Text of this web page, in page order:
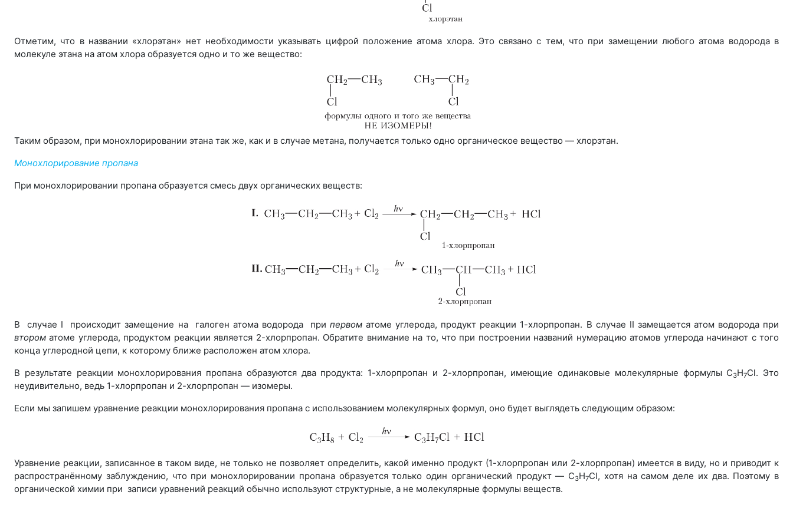
Отметим, что в названии «хлорэтан» нет необходимости указывать цифрой положение атома хлора. Это связано с тем, что при замещении любого атома водорода в
молекуле этана на атом хлора образуется одно и то же вещество:
Таким образом, при монохлорировании этана так же, как и в случае метана, получается только одно органическое вещество — хлорэтан.
Монохлорирование пропана
При монохлорировании пропана образуется смесь двух органических веществ:
В случае I происходит замещение на галоген атома водорода припервом атоме углерода, продукт реакции 1-хлорпропан. В случае II замещается атом водорода при
второматоме углерода, продуктом реакции является 2-хлорпропан. Обратите внимание на то, что при построении названий нумерацию атомов углерода начинают с того
конца углеродной цепи, к которому ближе расположен атом хлора.
В результате реакции монохлорирования пропана образуются два продукта: 1-хлорпропан и 2-хлорпропан, имеющие одинаковые молекулярные формулы C3H7Cl. Это
неудивительно, ведь 1-хлорпропан и 2-хлорпропан — изомеры.
Если мы запишем уравнение реакции монохлорирования пропана с использованием молекулярных формул, оно будет выглядеть следующим образом:
Уравнение реакции, записанное в таком виде, не только не позволяет определить, какой именно продукт (1-хлорпропан или 2-хлорпропан) имеется в виду, но и приводит к
распространённому заблуждению, что при монохлорировании пропана образуется только один органический продукт — C3H7Cl, хотя на самом деле их два. Поэтому в
органической химии при записи уравнений реакций обычно используют структурные, а не молекулярные формулы веществ.